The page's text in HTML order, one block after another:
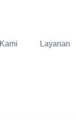
Layanan